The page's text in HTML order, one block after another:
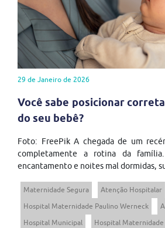
29 de Janeiro de 2026
Você sabe posicionar
do seu bebê?
Foto: FreePik A chegada de um
completamente a rotina da
encantamento e noites mal dormidas,
Maternidade Segura
Atenção Hospitalar
Hospital Maternidade Paulino Werneck
Hospital Municipal
Hospital Maternidade